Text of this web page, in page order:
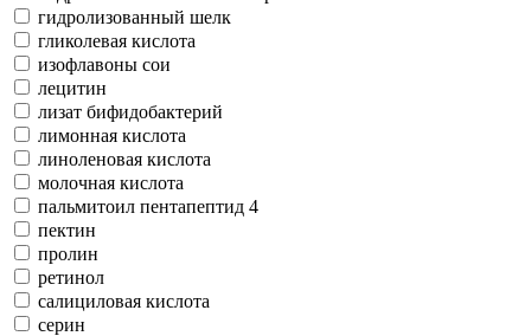
гидролизованный шелк
гликолевая кислота
изофлавоны сои
лецитин
лизат бифидобактерий
лимонная кислота
линоленовая кислота
молочная кислота
пальмитоил пентапептид 4
пектин
пролин
ретинол
салициловая кислота
серин